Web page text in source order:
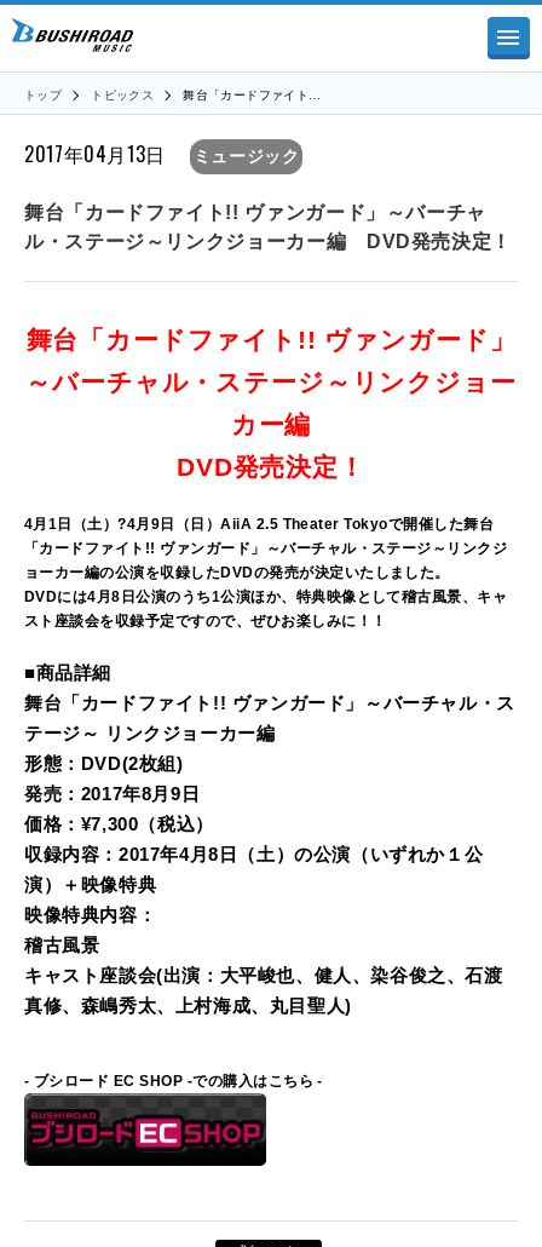
トップ トピックス 舞台「カードファイト…
2017年04月13日 ミュージック
舞台「カードファイト!! ヴァンガード」～バーチャ
ル・ステージ～リンクジョーカー編 DVD発売決定！
舞台「カードファイト!! ヴァンガード」
～バーチャル・ステージ～ リンクジョー
カー編
DVD発売決定！
4月1日（土）?4月9日（日）AiiA 2.5 Theater Tokyoで開催した舞台
「カードファイト!! ヴァンガード」～バーチャル・ステージ～リンクジ
ョーカー編の公演を収録したDVDの発売が決定いたしました。
DVDには4月8日公演のうち1公演ほか、特典映像として稽古風景、キャ
スト座談会を収録予定ですので、ぜひお楽しみに！！
■商品詳細
舞台「カードファイト!! ヴァンガード」～バーチャル・ス
テージ～ リンクジョーカー編
形態：DVD(2枚組)
発売：2017年8月9日
価格： ¥7,300 （税込）
収録内容：2017年4月8日（土）の公演（いずれか１公
演）＋映像特典
映像特典内容：
稽古風景
キャスト座談会(出演：大平峻也、健人、染谷俊之、石渡
真修、森嶋秀太、上村海成、丸目聖人)
- ブシロード EC SHOP -での購入はこちら -